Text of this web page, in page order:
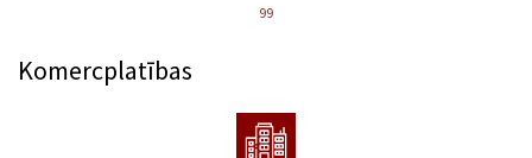
99
Komercplatības